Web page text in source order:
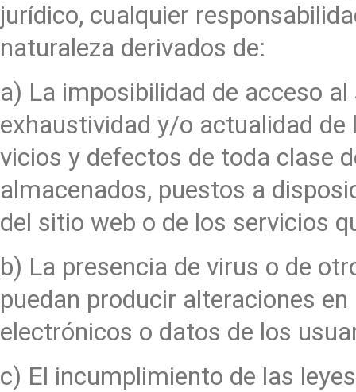
jurídico, cualquier
naturaleza derivados de:
a) La imposibilidad de acceso
exhaustividad y/o actualidad
vicios y defectos de toda clase
almacenados, puestos a
del sitio web o de los servicios
b) La presencia de virus o de
puedan producir alteraciones
electrónicos o datos de los
c) El incumplimiento de las